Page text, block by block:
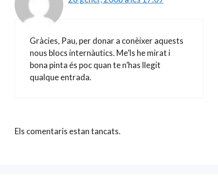
Gràcies, Pau, per donar a conèixer aquests
nous blocs internàutics. Me’ls he mirat i
bona pinta és poc quan te n’has llegit
qualque entrada.
Els comentaris estan tancats.